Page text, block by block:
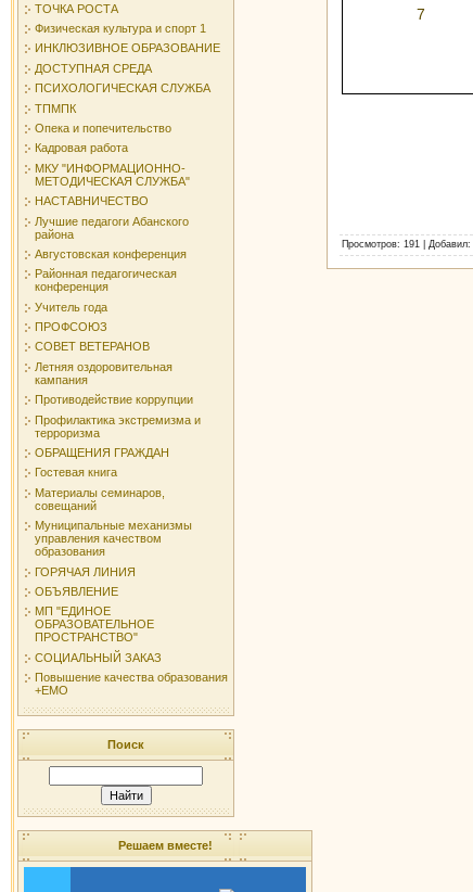
ТОЧКА РОСТА
Физическая культура и спорт 1
ИНКЛЮЗИВНОЕ ОБРАЗОВАНИЕ
ДОСТУПНАЯ СРЕДА
ПСИХОЛОГИЧЕСКАЯ СЛУЖБА
ТПМПК
Опека и попечительство
Кадровая работа
МКУ "ИНФОРМАЦИОННО-
МЕТОДИЧЕСКАЯ СЛУЖБА"
НАСТАВНИЧЕСТВО
Лучшие педагоги Абанского
района
Августовская конференция
Районная педагогическая
конференция
Учитель года
ПРОФСОЮЗ
СОВЕТ ВЕТЕРАНОВ
Летняя оздоровительная
кампания
Противодействие коррупции
Профилактика экстремизма и
терроризма
ОБРАЩЕНИЯ ГРАЖДАН
Гостевая книга
Материалы семинаров,
совещаний
Муниципальные механизмы
управления качеством
образования
ГОРЯЧАЯ ЛИНИЯ
ОБЪЯВЛЕНИЕ
МП "ЕДИНОЕ
ОБРАЗОВАТЕЛЬНОЕ
ПРОСТРАНСТВО"
СОЦИАЛЬНЫЙ ЗАКАЗ
Повышение качества образования
+ЕМО
Поиск
Решаем вместе!
7
Просмотров: 191 | Добавил: